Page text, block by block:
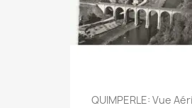
QUIMPERLE: Vue